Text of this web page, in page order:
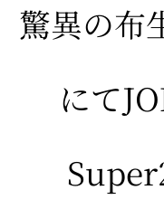
驚異の
にて